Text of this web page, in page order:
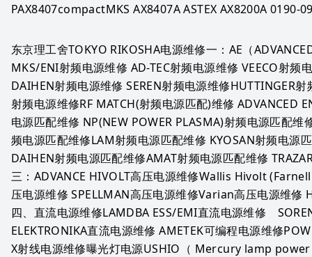
PAX8407compactMKS AX8407A ASTEX AX8200A 0190-
东京理工舍TOKYO RIKOSHA电源维修一：AE（
MKS/ENI射频电源维修 AD-TEC射频电源维修 VEECO射频
DAIHEN射频电源维修 SEREN射频电源维修HUTTINGER
射频电源维修RF MATCH(射频电源匹配)维修 ADVANCED
电源匹配维修 NP(NEW POWER PLASMA)射频电源匹配维
频电源匹配维修LAM射频电源匹配维修 KYOSAN射频电源
DAIHEN射频电源匹配维修AMAT射频电源匹配维修
三：ADVANCE HIVOLT高压电源维修Wallis Hivolt
压电源维修 SPELLMAN高压电源维修Varian高压电源维
四、直流电源维修LAMDBA ESS/EMI直流电源维修　
ELEKTRONIKA直流电源维修 AMETEK可编程电源维修
X射线电源维修曝光灯电源USHIO（ Mercury lamp